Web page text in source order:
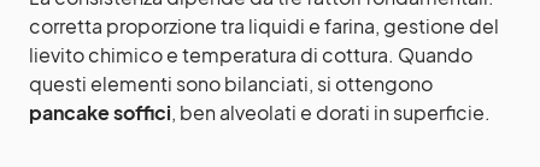
corretta proporzione tra liquidi e farina, gestione del
lievito chimico e temperatura di cottura. Quando
questi elementi sono bilanciati, si ottengono
pancake soffici, ben alveolati e dorati in superficie.